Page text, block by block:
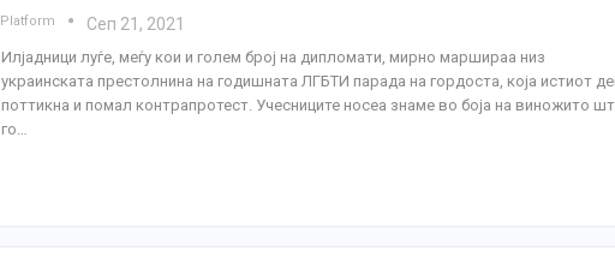
Platform Сеп 21, 2021
Илјадници луѓе, меѓу кои и голем број на дипломати, мирно маршираа низ
украинската престолнина на годишната ЛГБТИ парада на гордоста, која истиот
поттикна и помал контрапротест. Учесниците носеа знаме во боја на виножито
го…